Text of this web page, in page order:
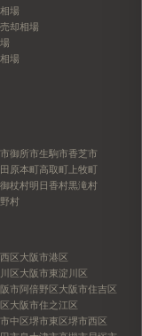
場
却相場
場
御所市生駒市香芝市
田原本町高取町 上牧町
御杖村明日香村黒滝村
村
区大阪市港区
区大阪市東淀川区
市阿倍野区大阪市住吉区
大阪市住之江区
中区堺市東区堺市西区